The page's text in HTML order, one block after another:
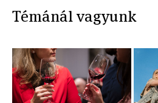
Témánál vagyunk